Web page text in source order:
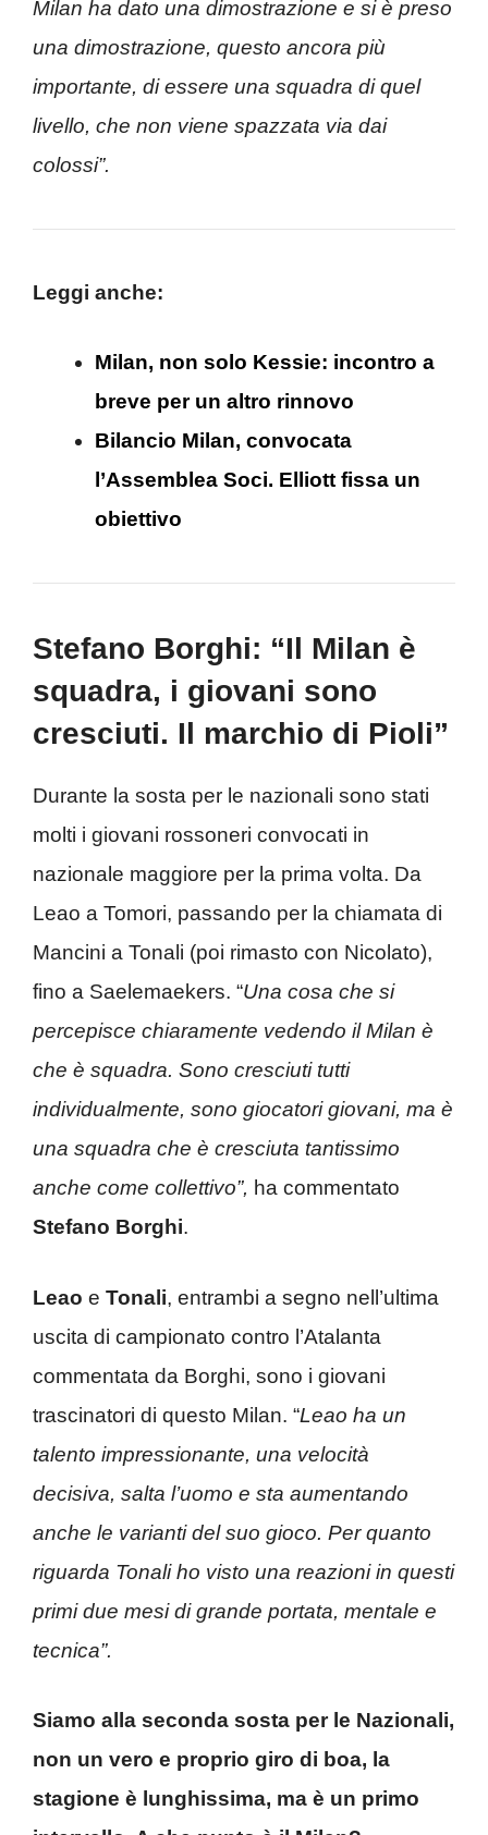
Milan ha dato una dimostrazione e si è preso
una dimostrazione, questo ancora più
importante, di essere una squadra di quel
livello, che non viene spazzata via dai
colossi”.
Leggi anche:
Milan, non solo Kessie: incontro a
breve per un altro rinnovo
Bilancio Milan, convocata
l’Assemblea Soci. Elliott fissa un
obiettivo
Stefano Borghi: “Il Milan è
squadra, i giovani sono
cresciuti. Il marchio di Pioli”
Durante la sosta per le nazionali sono stati
molti i giovani rossoneri convocati in
nazionale maggiore per la prima volta. Da
Leao a Tomori, passando per la chiamata di
Mancini a Tonali (poi rimasto con Nicolato),
fino a Saelemaekers. “Una cosa che si
percepisce chiaramente vedendo il Milan è
che è squadra. Sono cresciuti tutti
individualmente, sono giocatori giovani, ma è
una squadra che è cresciuta tantissimo
anche come collettivo”, ha commentato
Stefano Borghi.
Leao e Tonali, entrambi a segno nell’ultima
uscita di campionato contro l’Atalanta
commentata da Borghi, sono i giovani
trascinatori di questo Milan. “Leao ha un
talento impressionante, una velocità
decisiva, salta l’uomo e sta aumentando
anche le varianti del suo gioco. Per quanto
riguarda Tonali ho visto una reazioni in questi
primi due mesi di grande portata, mentale e
tecnica”.
Siamo alla seconda sosta per le Nazionali,
non un vero e proprio giro di boa, la
stagione è lunghissima, ma è un primo